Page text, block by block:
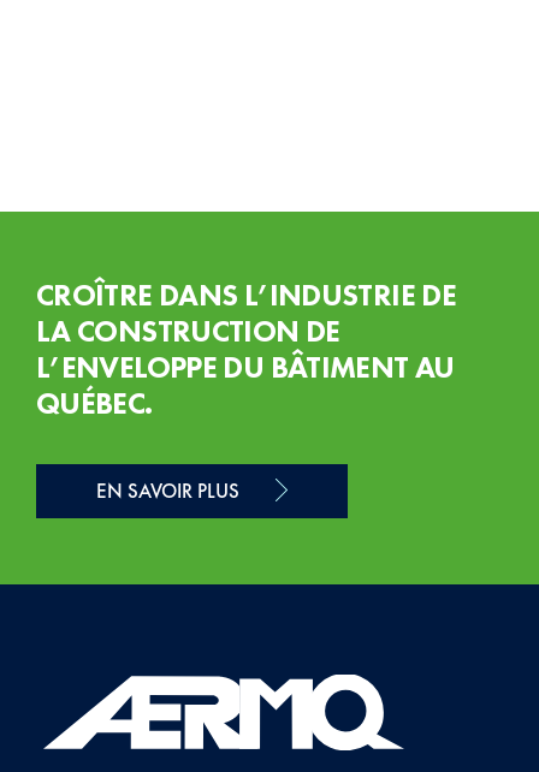
CROÎTRE DANS L’INDUSTRIE DE
LA CONSTRUCTION DE
L’ENVELOPPE DU BÂTIMENT AU
QUÉBEC.
EN SAVOIR PLUS